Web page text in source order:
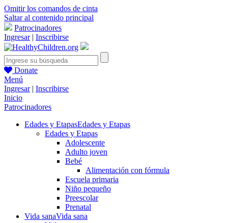
Omitir los comandos de cinta
Saltar al contenido principal
Patrocinadores
Ingresar| Inscribirse
Donate
Menú
Ingresar| Inscribirse
Inicio
Patrocinadores
Edades y EtapasEdades y Etapas
Edades y Etapas
Adolescente
Adulto joven
Bebé
Alimentación con fórmula
Escuela primaria
Niño pequeño
Preescolar
Prenatal
Vida sanaVida sana